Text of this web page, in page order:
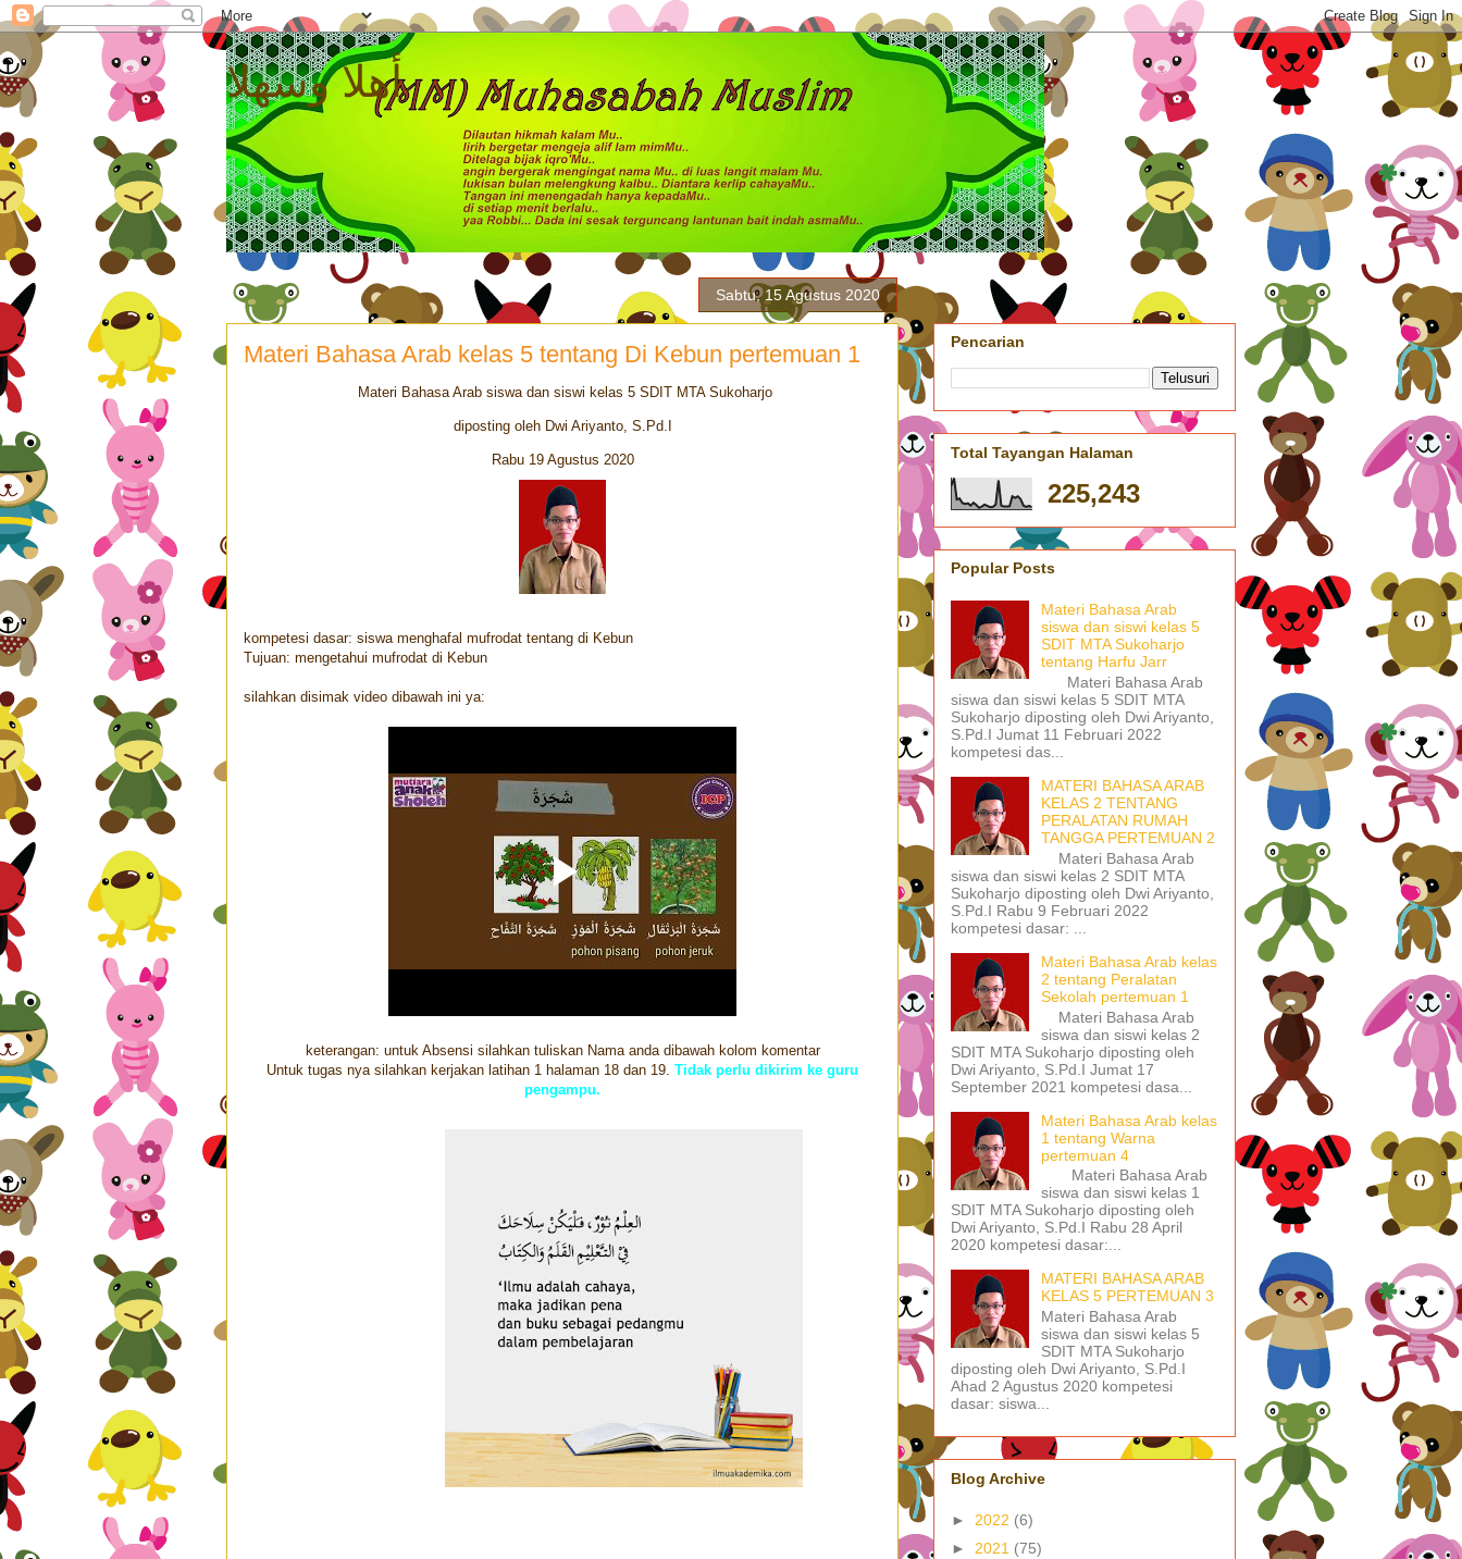
أهلا وسهلا
Sabtu, 15 Agustus 2020
Materi Bahasa Arab kelas 5 tentang Di Kebun pertemuan 1
Materi Bahasa Arab siswa dan siswi kelas 5 SDIT MTA Sukoharjo
diposting oleh Dwi Ariyanto, S.Pd.I
Rabu 19 Agustus 2020
kompetesi dasar: siswa menghafal mufrodat tentang di Kebun
Tujuan: mengetahui mufrodat di Kebun
silahkan disimak video dibawah ini ya:
keterangan: untuk Absensi silahkan tuliskan Nama anda dibawah kolom komentar
Untuk tugas nya silahkan kerjakan latihan 1 halaman 18 dan 19. Tidak perlu dikirim ke guru
pengampu.
Pencarian
Total Tayangan Halaman
225,243
Popular Posts
Materi Bahasa Arab
siswa dan siswi kelas 5
SDIT MTA Sukoharjo
tentang Harfu Jarr
Materi Bahasa Arab
siswa dan siswi kelas 5 SDIT MTA
Sukoharjo diposting oleh Dwi Ariyanto,
S.Pd.I Jumat 11 Februari 2022
kompetesi das...
MATERI BAHASA ARAB
KELAS 2 TENTANG
PERALATAN RUMAH
TANGGA PERTEMUAN 2
Materi Bahasa Arab
siswa dan siswi kelas 2 SDIT MTA
Sukoharjo diposting oleh Dwi Ariyanto,
S.Pd.I Rabu 9 Februari 2022
kompetesi dasar: ...
Materi Bahasa Arab kelas
2 tentang Peralatan
Sekolah pertemuan 1
Materi Bahasa Arab
siswa dan siswi kelas 2
SDIT MTA Sukoharjo diposting oleh
Dwi Ariyanto, S.Pd.I Jumat 17
September 2021 kompetesi dasa...
Materi Bahasa Arab kelas
1 tentang Warna
pertemuan 4
Materi Bahasa Arab
siswa dan siswi kelas 1
SDIT MTA Sukoharjo diposting oleh
Dwi Ariyanto, S.Pd.I Rabu 28 April
2020 kompetesi dasar:...
MATERI BAHASA ARAB
KELAS 5 PERTEMUAN 3
Materi Bahasa Arab
siswa dan siswi kelas 5
SDIT MTA Sukoharjo
diposting oleh Dwi Ariyanto, S.Pd.I
Ahad 2 Agustus 2020 kompetesi
dasar: siswa...
Blog Archive
► 2022 (6)
► 2021 (75)